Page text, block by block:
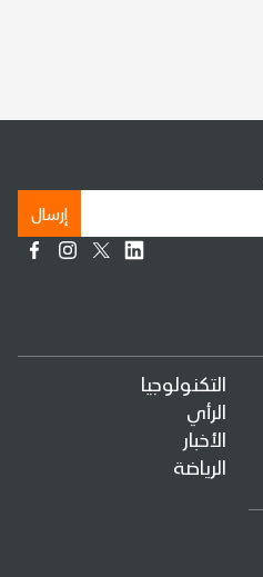
التكنولوجيا
الرأي
الأخبار
الرياضة
إرسال